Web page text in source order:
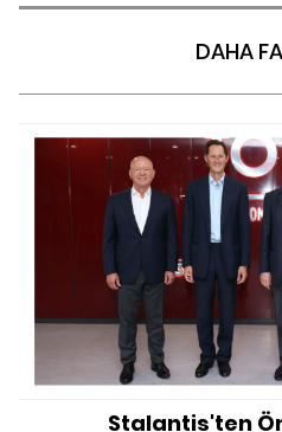
DAHA
Stalantis'ten